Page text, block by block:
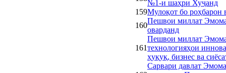
№1-и шаҳри Хуҷанд
159Мулоқот бо роҳбарон
160
Пешвои миллат
оварданд
161
Пешвои миллат
технологияҳои
ҳуқуқ, бизнес ва
Сарвари давлат